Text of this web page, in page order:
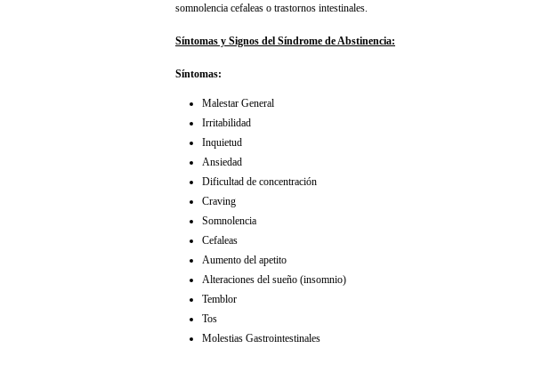
somnolencia cefaleas o trastornos intestinales.
Síntomas y Signos del Síndrome de Abstinencia:
Síntomas:
Malestar General
Irritabilidad
Inquietud
Ansiedad
Dificultad de concentración
Craving
Somnolencia
Cefaleas
Aumento del apetito
Alteraciones del sueño (insomnio)
Temblor
Tos
Molestias Gastrointestinales